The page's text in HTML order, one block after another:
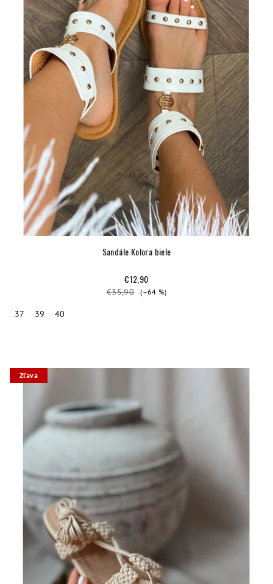
Sandále Kolora biele
€12,90
€35,90 (–64 %)
37 39 40
Zľava